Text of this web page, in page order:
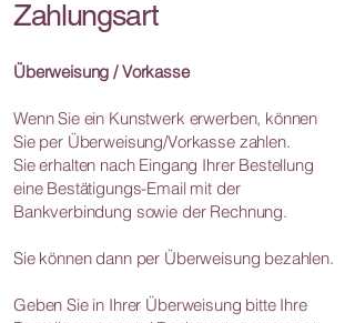
Zahlungsart
Überweisung / Vorkasse
Wenn Sie ein Kunstwerk erwerben, können
Sie per Überweisung/Vorkasse zahlen.
Sie erhalten nach Eingang Ihrer Bestellung
eine Bestätigungs-Email mit der
Bankverbindung sowie der Rechnung.
Sie können dann per Überweisung bezahlen.
Geben Sie in Ihrer Überweisung bitte Ihre